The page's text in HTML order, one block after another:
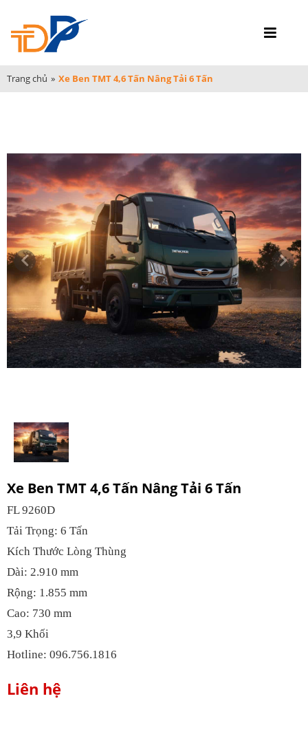
Trang chủ » Xe Ben TMT 4,6 Tấn Nâng Tải 6 Tấn
Xe Ben TMT 4,6 Tấn Nâng Tải 6 Tấn
FL 9260D
Tải Trọng: 6 Tấn
Kích Thước Lòng Thùng
Dài: 2.910 mm
Rộng: 1.855 mm
Cao: 730 mm
3,9 Khối
Hotline: 096.756.1816
Liên hệ